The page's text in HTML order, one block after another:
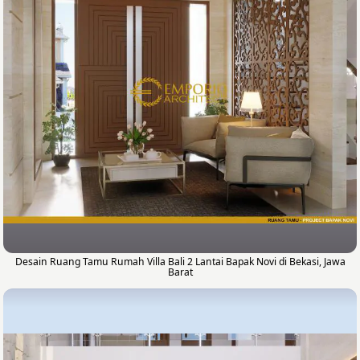
Desain Ruang Tamu Rumah Villa Bali 2 Lantai Bapak Novi di Bekasi, Jawa
Barat